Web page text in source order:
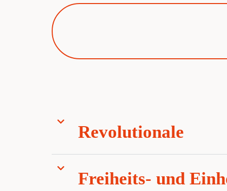
Revolutionale
Freiheits- und